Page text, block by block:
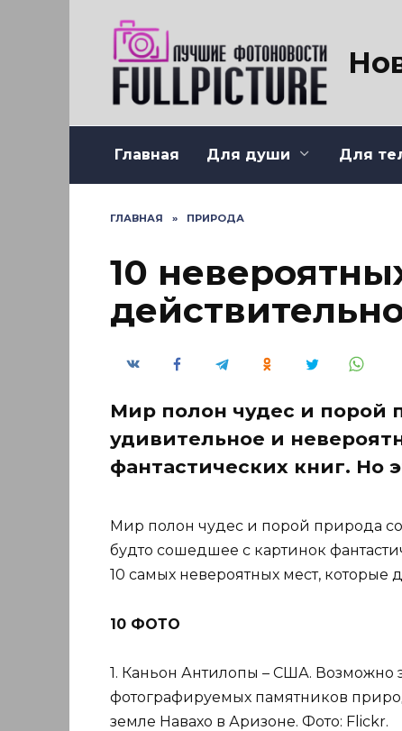
Главная Для души Для
ГЛАВНАЯ » ПРИРОДА
10
Мир полон чудес и порой
удивительное и
фантастических книг. Но
Мир полон чудес и порой природа
будто сошедшее с картинок
10 самых невероятных мест, которые
10 ФОТО
1. Каньон Антилопы – США. Возможно
фотографируемых памятников
земле Навахо в Аризоне. Фото: Flickr.